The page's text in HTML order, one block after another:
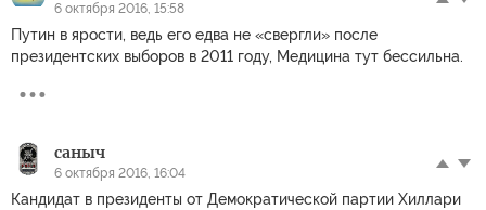
6 октября 2016, 15:58
Путин в ярости, ведь его едва не «свергли» после
президентских выборов в 2011 году, Медицина тут бессильна.
саныч
6 октября 2016, 16:04
Кандидат в президенты от Демократической партии Хиллари